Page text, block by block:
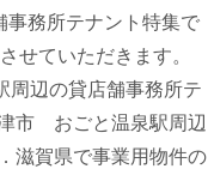
事務所テナント特集で
せていただきます。
辺の貸店舗事務所テ
市 おごと温泉駅周辺
滋賀県で事業用物件の